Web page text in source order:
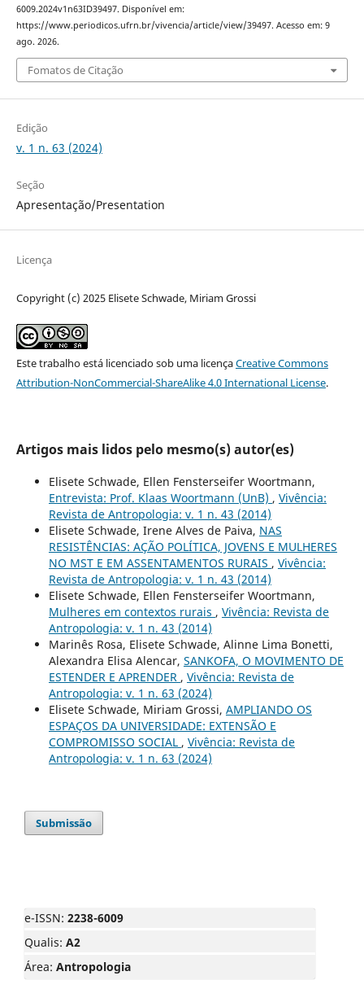
6009.2024v1n63ID39497. Disponível em:
https://www.periodicos.ufrn.br/vivencia/article/view/39497. Acesso em: 9
ago. 2026.
Fomatos de Citação
Edição
v. 1 n. 63 (2024)
Seção
Apresentação/Presentation
Licença
Copyright (c) 2025 Elisete Schwade, Miriam Grossi
Este trabalho está licenciado sob uma licençaCreative Commons
Attribution-NonCommercial-ShareAlike 4.0 International License.
Artigos mais lidos pelo mesmo(s) autor(es)
Elisete Schwade, Ellen Fensterseifer Woortmann,
Entrevista: Prof. Klaas Woortmann (UnB) , Vivência:
Revista de Antropologia: v. 1 n. 43 (2014)
Elisete Schwade, Irene Alves de Paiva, NAS
RESISTÊNCIAS: AÇÃO POLÍTICA, JOVENS E MULHERES
NO MST E EM ASSENTAMENTOS RURAIS , Vivência:
Revista de Antropologia: v. 1 n. 43 (2014)
Elisete Schwade, Ellen Fensterseifer Woortmann,
Mulheres em contextos rurais , Vivência: Revista de
Antropologia: v. 1 n. 43 (2014)
Marinês Rosa, Elisete Schwade, Alinne Lima Bonetti,
Alexandra Elisa Alencar, SANKOFA, O MOVIMENTO DE
ESTENDER E APRENDER , Vivência: Revista de
Antropologia: v. 1 n. 63 (2024)
Elisete Schwade, Miriam Grossi, AMPLIANDO OS
ESPAÇOS DA UNIVERSIDADE: EXTENSÃO E
COMPROMISSO SOCIAL , Vivência: Revista de
Antropologia: v. 1 n. 63 (2024)
Submissão
e-ISSN: 2238-6009
Qualis: A2
Área: Antropologia